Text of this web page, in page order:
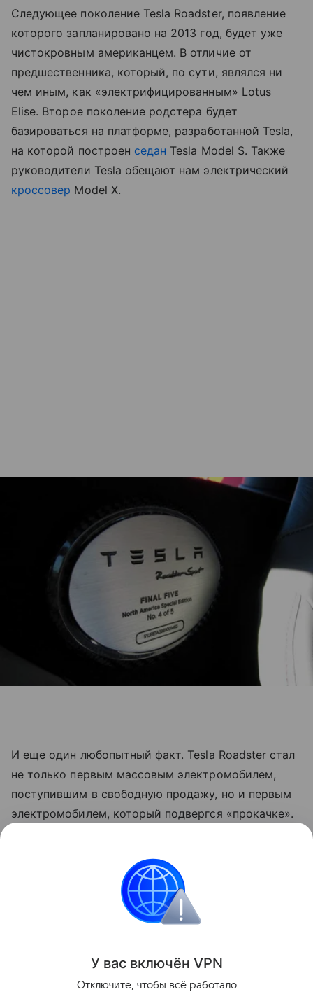
Следующее поколение Tesla Roadster, появление
которого запланировано на 2013 год, будет уже
чистокровным американцем. В отличие от
предшественника, который, по сути, являлся ни
чем иным, как «электрифицированным» Lotus
Elise. Второе поколение родстера будет
базироваться на платформе, разработанной Tesla,
на которой построен седан Tesla Model S. Также
руководители Tesla обещают нам электрический
кроссовер Model X.
И еще один любопытный факт. Tesla Roadster стал
не только первым массовым электромобилем,
поступившим в свободную продажу, но и первым
электромобилем, который подвергся «прокачке».
ателье Brabus. Так что, несмотря на относительно
недолгую жизнь, Tesla Roadster останется в
памяти как первопроходец во многих областях.
У вас включён VPN
Отключите, чтобы всё работало